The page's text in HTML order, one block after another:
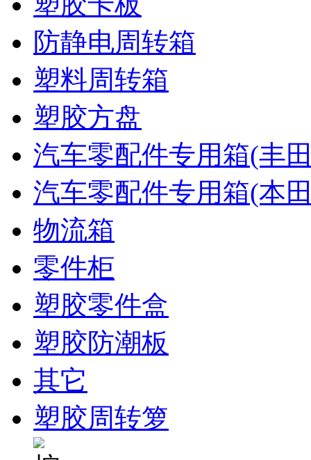
防静电周转箱
塑料周转箱
塑胶方盘
汽车零配件专用箱(丰
汽车零配件专用箱(本
物流箱
零件柜
塑胶零件盒
塑胶防潮板
其它
塑胶周转箩